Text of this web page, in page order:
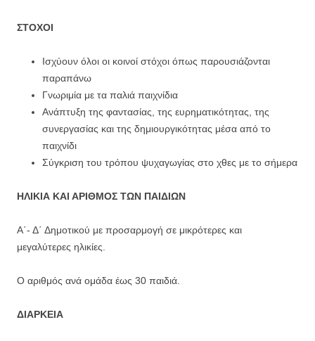
ΣΤΟΧΟΙ
Ισχύουν όλοι οι κοινοί στόχοι όπως παρουσιάζονται
παραπάνω
Γνωριμία με τα παλιά παιχνίδια
Ανάπτυξη της φαντασίας, της ευρηματικότητας, της
συνεργασίας και της δημιουργικότητας μέσα από το
παιχνίδι
Σύγκριση του τρόπου ψυχαγωγίας στο χθες με το σήμερα
ΗΛΙΚΙΑ ΚΑΙ ΑΡΙΘΜΟΣ ΤΩΝ ΠΑΙΔΙΩΝ
Α΄- Δ΄ Δημοτικού με προσαρμογή σε μικρότερες και
μεγαλύτερες ηλικίες.
Ο αριθμός ανά ομάδα έως 30 παιδιά.
ΔΙΑΡΚΕΙΑ